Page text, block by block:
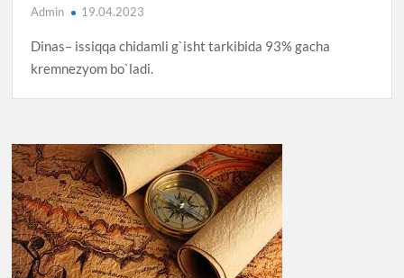
Admin 19.04.2023
Dinas– issiqqa chidamli g`isht tarkibida 93% gacha
kremnezyom bo`ladi.